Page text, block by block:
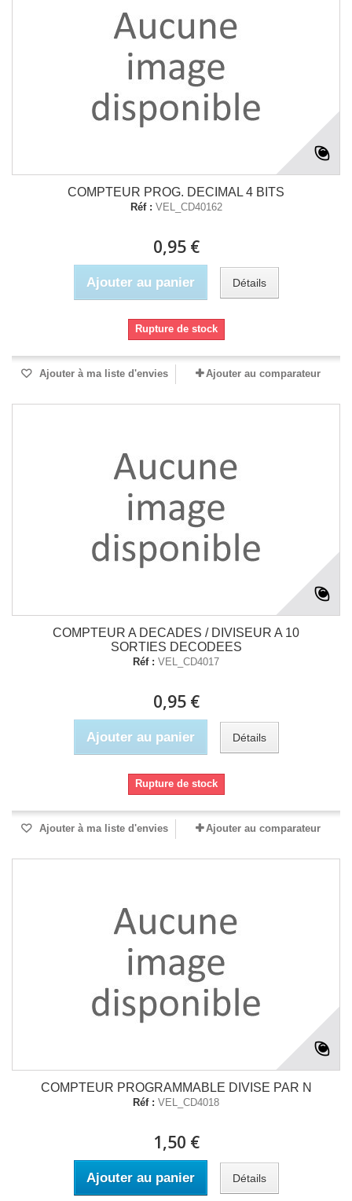
COMPTEUR PROG. DECIMAL 4 BITS
Réf : VEL_CD40162
0,95 €
Ajouter au panier Détails
Rupture de stock
Ajouter à ma liste d'envies Ajouter au comparateur
COMPTEUR A DECADES / DIVISEUR A 10
SORTIES DECODEES
Réf : VEL_CD4017
0,95 €
Ajouter au panier Détails
Rupture de stock
Ajouter à ma liste d'envies Ajouter au comparateur
COMPTEUR PROGRAMMABLE DIVISE PAR N
Réf : VEL_CD4018
1,50 €
Ajouter au panier Détails